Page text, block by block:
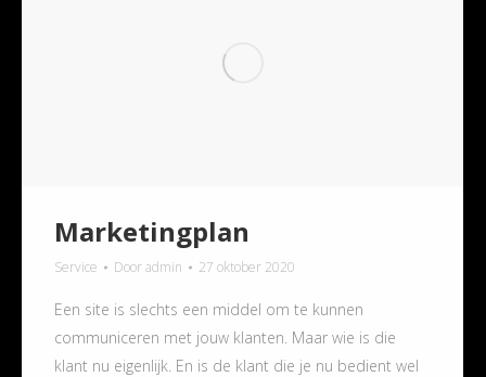
Marketingplan
Service Dooradmin 27 oktober 2020
Een site is slechts een middel om te kunnen
communiceren met jouw klanten. Maar wie is die
klant nu eigenlijk. En is de klant die je nu bedient wel